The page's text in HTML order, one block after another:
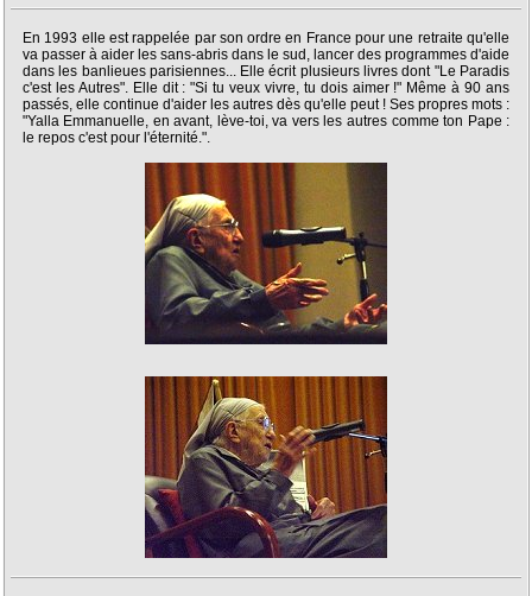
En 1993 elle est rappelée par son ordre en France pour une retraite qu'elle
va passer à aider les sans-abris dans le sud, lancer des programmes d'aide
dans les banlieues parisiennes... Elle écrit plusieurs livres dont "Le Paradis
c'est les Autres". Elle dit : "Si tu veux vivre, tu dois aimer !" Même à 90 ans
passés, elle continue d'aider les autres dès qu'elle peut ! Ses propres mots :
"Yalla Emmanuelle, en avant, lève-toi, va vers les autres comme ton Pape :
le repos c'est pour l'éternité.".